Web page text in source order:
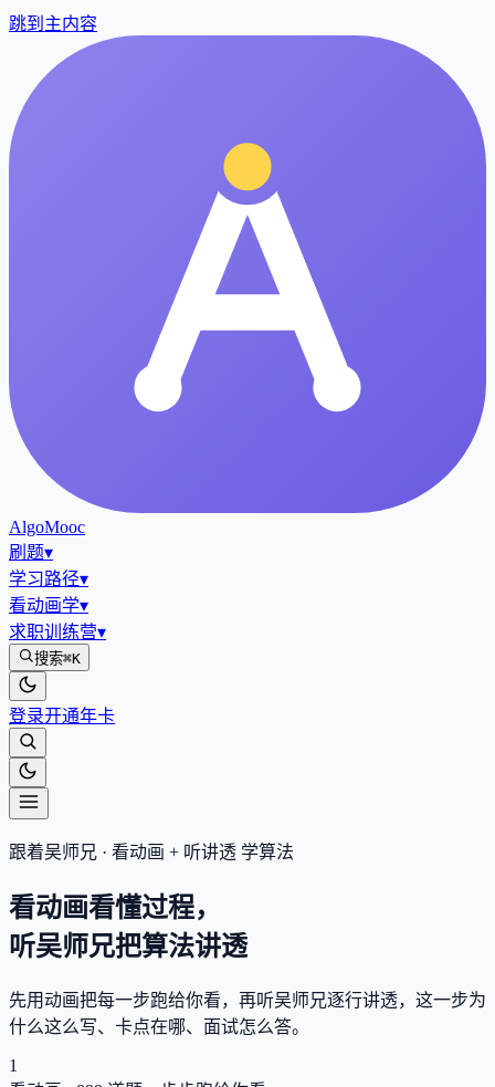
跳到主内容
AlgoMooc
刷题▾
学习路径▾
看动画学▾
求职训练营▾
搜索⌘K
登录开通年卡
跟着吴师兄 · 看动画 + 听讲透 学算法
看动画看懂过程，
听吴师兄把算法讲透
先用动画把每一步跑给你看，再听吴师兄逐行讲透，这一步为
什么这么写、卡点在哪、面试怎么答。
1